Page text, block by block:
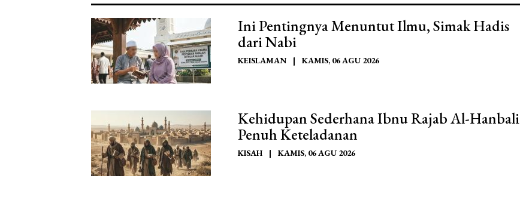
Ini Pentingnya Menuntut Ilmu, Simak Hadis
dari Nabi
KEISLAMAN | KAMIS, 06 AGU 2026
Kehidupan Sederhana Ibnu Rajab Al-Hanbali
Penuh Keteladanan
KISAH | KAMIS, 06 AGU 2026